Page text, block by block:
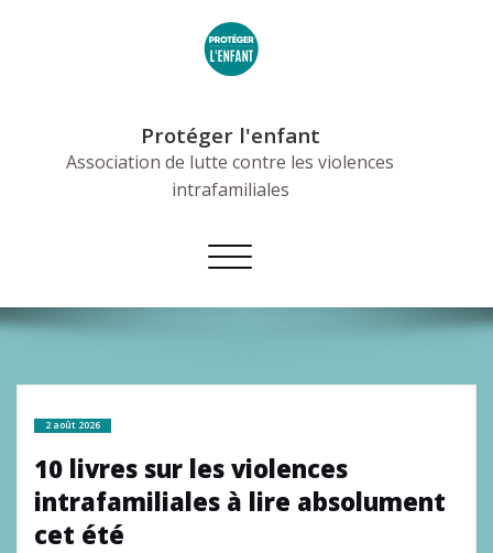
Protéger l'enfant
Association de lutte contre les violences
intrafamiliales
Afficher/masquer
la
2 août 2026
10 livres sur les violences
intrafamiliales à lire absolument
cet été